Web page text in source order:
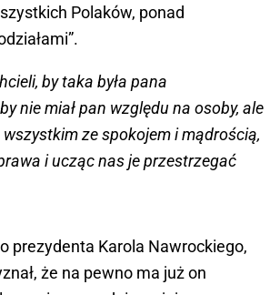
Polaków, ponad
by taka była pana
nie miał pan względu na osoby, ale
wszystkim ze spokojem i mądrością,
i ucząc nas je przestrzegać
prezydenta Karola Nawrockiego,
że na pewno ma już on